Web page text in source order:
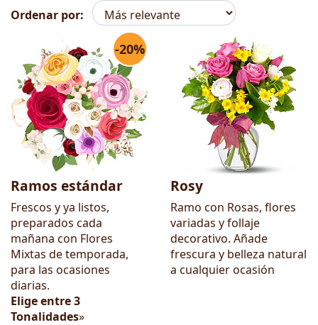
Ordenar por:
Flores -20%
Ramos estándar
Frescos y ya listos,
preparados cada
mañana con Flores
Mixtas de temporada,
para las ocasiones
diarias.
Elige entre 3
Tonalidades»
Rosy
Ramo con Rosas, flores
variadas y follaje
decorativo. Añade
frescura y belleza natural
a cualquier ocasión